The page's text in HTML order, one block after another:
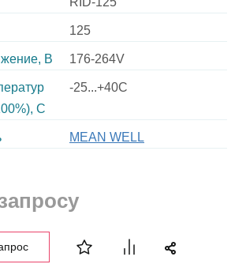
125
В 176-264V
C
-25...+40C
MEAN WELL